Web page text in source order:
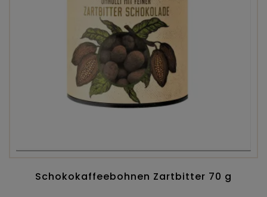
Schokokaffeebohnen Zartbitter 70 g